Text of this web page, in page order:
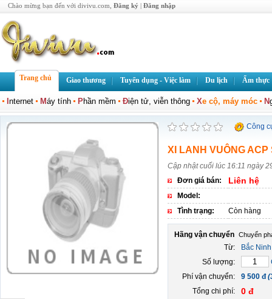
Chào mừng bạn đến với divivu.com, Đăng ký | Đăng nhập
Trang chủ Giao thương Tuyển dụng - Việc làm Du lịch Ẩm thực
nternet Máy tính Phần mềm Điện tử, viễn thông Xe cộ, máy móc N
Công
XI LANH VUÔNG ACP
Cập nhật cuối lúc 16:11 ngày
Đơn giá bán:
Liên hệ
Model:
Tình trạng:
Còn hàng
Hãng vận chuyển
Từ:
Bắc Ninh
Số lượng:
Phí vận chuyển:
9 500 đ
Tổng chi phí:
0 đ